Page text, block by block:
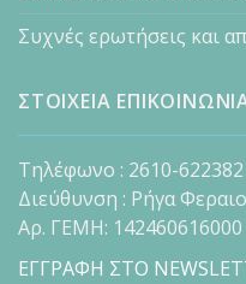
Συχνές ερωτήσεις και
ΣΤΟΙΧΕΙΑ
Τηλέφωνο : 2610-
Διεύθυνση : Ρήγα
Αρ. ΓΕΜΗ: 142460616000
ΕΓΓΡΑΦΗ ΣΤΟ